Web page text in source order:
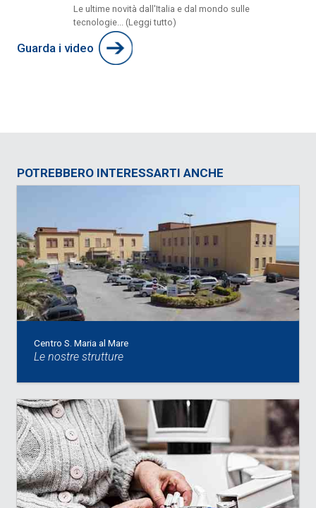
Le ultime novità dall'Italia e dal mondo sulle
tecnologie... (Leggi tutto)
Guarda i video
POTREBBERO INTERESSARTI ANCHE
Centro S. Maria al Mare
Le nostre strutture